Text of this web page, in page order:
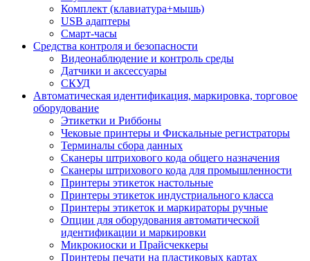
Комплект (клавиатура+мышь)
USB адаптеры
Смарт-часы
Средства контроля и безопасности
Видеонаблюдение и контроль среды
Датчики и аксессуары
СКУД
Автоматическая идентификация, маркировка, торговое
оборудование
Этикетки и Риббоны
Чековые принтеры и Фискальные регистраторы
Терминалы сбора данных
Сканеры штрихового кода общего назначения
Сканеры штрихового кода для промышленности
Принтеры этикеток настольные
Принтеры этикеток индустриального класса
Принтеры этикеток и маркираторы ручные
Опции для оборудования автоматической
идентификации и маркировки
Микрокиоски и Прайсчеккеры
Принтеры печати на пластиковых картах